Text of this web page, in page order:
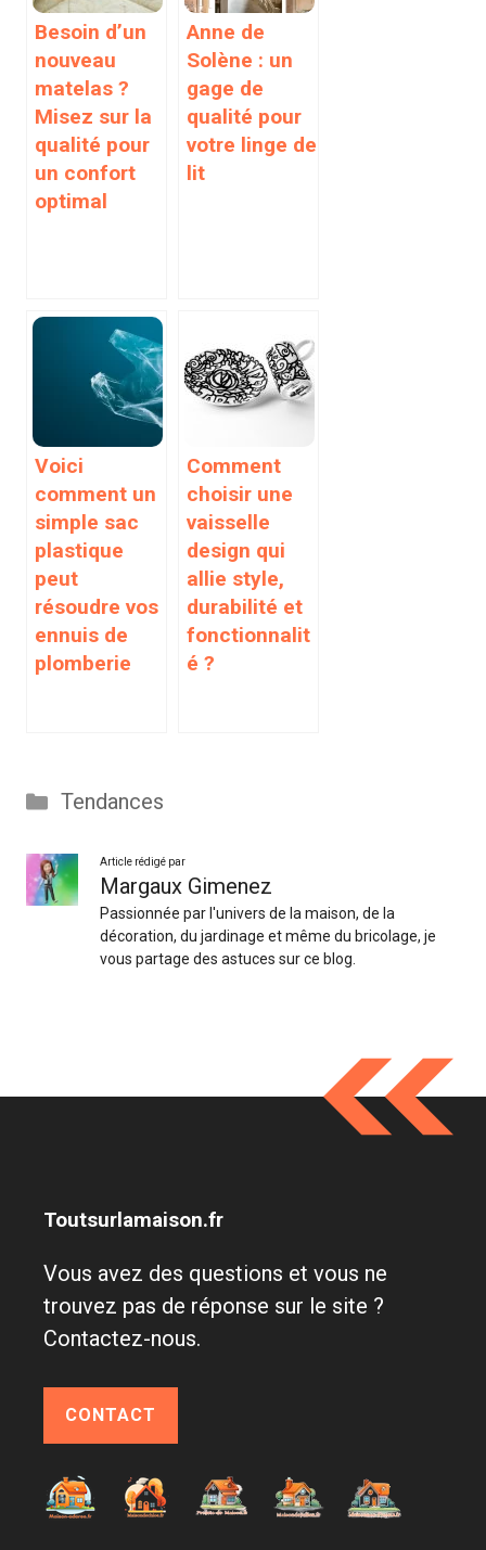
Besoin d’un
nouveau
matelas ?
Misez sur la
qualité pour
un confort
optimal
Anne de
Solène : un
gage de
qualité pour
votre linge de
lit
Voici
comment un
simple sac
plastique
peut
résoudre vos
ennuis de
plomberie
Comment
choisir une
vaisselle
design qui
allie style,
durabilité et
fonctionnalit
é ?
Catégories
Tendances
Article rédigé par
Margaux Gimenez
Passionnée par l'univers de la maison, de la
décoration, du jardinage et même du bricolage, je
vous partage des astuces sur ce blog.
Toutsurlamaison.fr
Vous avez des questions et vous ne
trouvez pas de réponse sur le site ?
Contactez-nous.
CONTACT